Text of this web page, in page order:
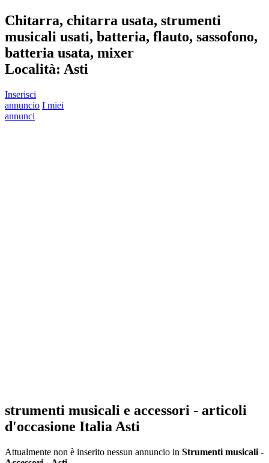
Chitarra, chitarra usata, strumenti
musicali usati, batteria, flauto, sassofono,
batteria usata, mixer
Località: Asti
Inserisci
annuncio I miei
annunci
strumenti musicali e accessori - articoli
d'occasione Italia Asti
Attualmente non è inserito nessun annuncio in Strumenti musicali -